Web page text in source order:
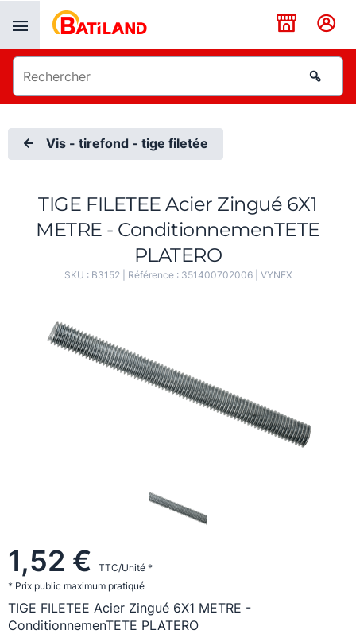
Vis - tirefond - tige filetée
TIGE FILETEE Acier Zingué 6X1
METRE - ConditionnemenTETE
PLATERO
SKU : B3152| Référence : 351400702006| VYNEX
1,52 €
TTC/Unité *
* Prix public maximum pratiqué
TIGE FILETEE Acier Zingué 6X1 METRE -
ConditionnemenTETE PLATERO
Panneau de gestion des cookies